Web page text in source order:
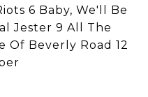
6 Baby, We'll Be
Jester 9 All The
Of Beverly Road 12